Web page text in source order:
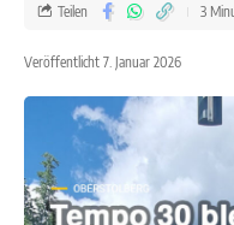
Veröffentlicht 7. Januar 2026
Teilen 3